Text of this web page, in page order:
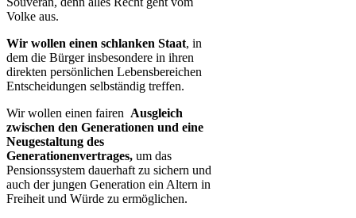
Volke aus.
Wir wollen einen schlanken Staat​, in
dem die Bürger insbesondere in ihren
direkten persönlichen Lebensbereichen
Entscheidungen selbständig treffen.
Wir wollen einen fairen ​ Ausgleich
zwischen den Generationen und eine
Neugestaltung des
Generationenvertrages​, um das
Pensionssystem dauerhaft zu sichern und
auch der jungen Generation ein Altern in
Freiheit und Würde zu ermöglichen.